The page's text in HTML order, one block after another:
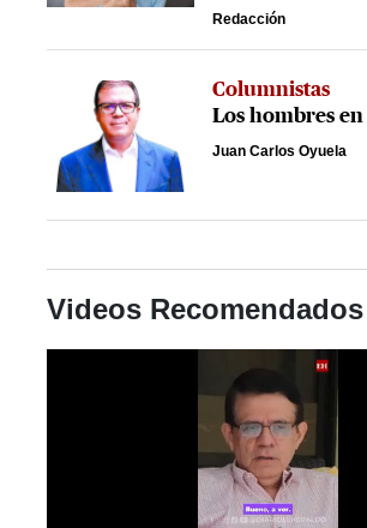
Redacción
Columnistas
Los hombres
Juan Carlos Oyuela
Videos Recomendados